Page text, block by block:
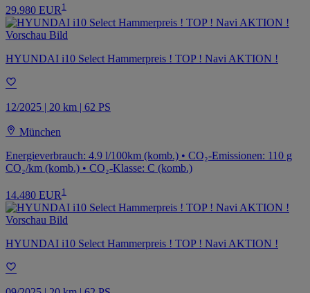
29.980 EUR 1
HYUNDAI i10 Select Hammerpreis ! TOP ! Navi AKTION !
12/2025 | 20 km | 62 PS
München
Energieverbrauch: 4.9 l/100km (komb.) • CO₂-Emissionen: 110 g
CO₂/km (komb.) • CO₂-Klasse: C (komb.)
14.480 EUR 1
HYUNDAI i10 Select Hammerpreis ! TOP ! Navi AKTION !